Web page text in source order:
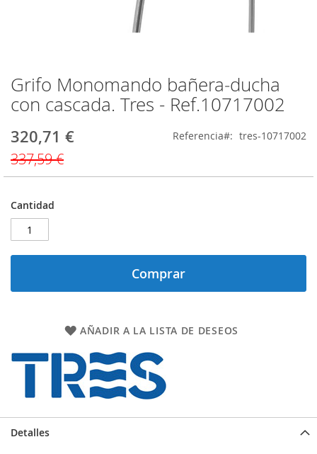
Grifo Monomando bañera‑ducha
con cascada. Tres - Ref.10717002
Precio
320,71 €
337,59 €
Referencia tres-10717002
Cantidad
Comprar
AÑADIR A LA LISTA DE DESEOS
Saltar
al
comienzo
la
galería
de
imágenes
Detalles